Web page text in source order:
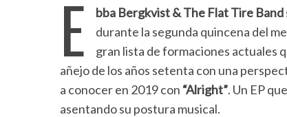
E bba Bergkvist & The Flat Tire Band
durante la segunda quincena del
gran lista de formaciones actuales
añejo de los años setenta con una
a conocer en 2019 con “Alright”. Un EP
asentando su postura musical.